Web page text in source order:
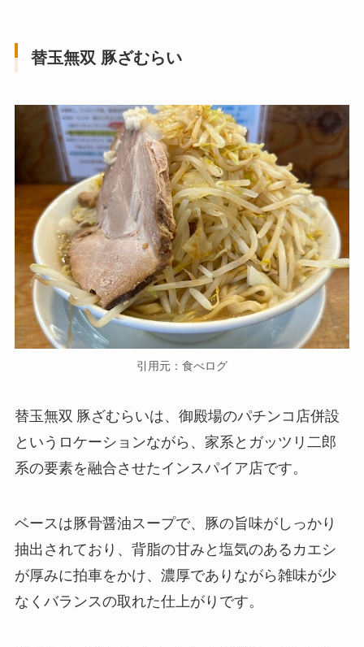
替玉無双 豚ざむらい
引用元：食べログ
​替玉無双 豚ざむらいは、御殿場のパチンコ店併設
というロケーションながら、家系とガッツリ二郎
系の要素を融合させたインスパイア店です。
ベースは豚骨醤油スープで、豚の旨味がしっかり
抽出されており、背脂の甘みと塩気のあるカエシ
が厚みに拍車をかけ、濃厚でありながら雑味が少
なくバランスの取れた仕上がりです。